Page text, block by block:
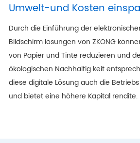
Umwelt-und Kosten
Durch die Einführung der
Bildschirm lösungen von ZKONG
von Papier und Tinte reduzieren und
ökologischen Nachhaltig keit
diese digitale Lösung auch die
und bietet eine höhere Kapital rendite.